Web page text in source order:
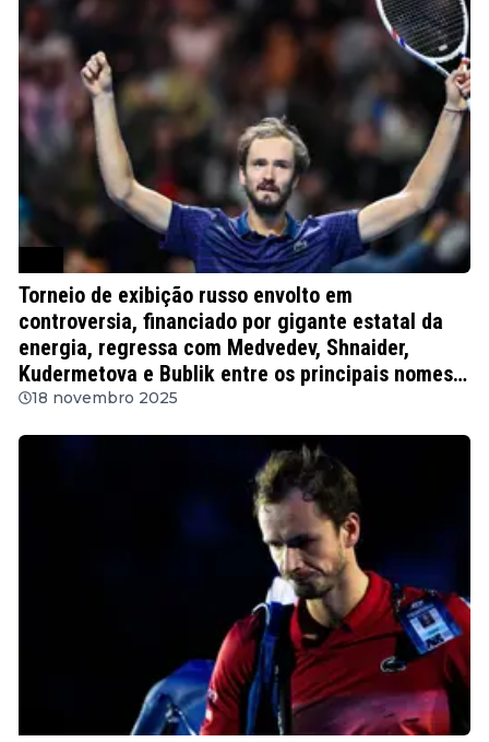
Torneio de exibição russo envolto em
controversia, financiado por gigante estatal da
energia, regressa com Medvedev, Shnaider,
Kudermetova e Bublik entre os principais nomes
envolvidos
18 novembro 2025